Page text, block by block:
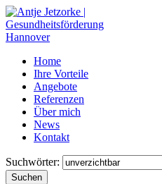
Home
Ihre Vorteile
Angebote
Referenzen
Über mich
News
Kontakt
Suchwörter:
Suchen